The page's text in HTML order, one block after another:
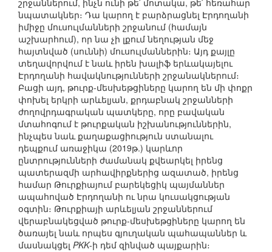
շրջաններում, ինչն ունի թե՛ մոտակա, թե՛ հեռահար
նպատակներ։ Դա կարող է բարձրացնել Էրդողանի
իմիջը մուսուլմանների շրջանում (համայն
աշխարհում), որ նա չի լքում նեղության մեջ
հայտնված (սուննի) մուսուլմաններին։ Այդ քայլը
տեղավորվում է նաև իրեն խալիֆ երևակայելու
Էրդողանի հավակնությունների շրջանակներում։
Բացի այդ, թուրք-մեսխեթցիները կարող են մի փոքր
փոխել երկրի արևելյան, քրդաբնակ շրջանների
ժողովրդագրական պատկերը, որը բավական
մտահոգում է թուրքական իշխանություններին,
ինչպես նաև քաղաքացիություն ստանալու
դեպքում առաջիկա (2019թ.) կարևոր
ընտրությունների ժամանակ քվեարկել իրենց
պատերազմի արհավիրքներից ազատած, իրենց
համար Թուրքիայում բարեկեցիկ պայմաններ
ապահոված Էրդողանի ու նրա կուսակցության
օգտին։ Թուրքիայի արևելյան շրջաններում
վերաբնակեցված թուրք-մեսխեթցիները կարող են
ծառայել նաև որպես գյուղական պահապաններ և
մասնակցել PKK-ի դեմ զինված պայքարին։